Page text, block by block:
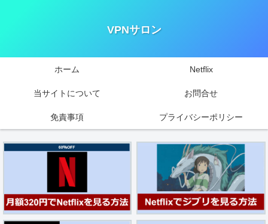
VPNサロン
ホーム Netflix
当サイトについて お問合せ
免責事項 プライバシーポリシー